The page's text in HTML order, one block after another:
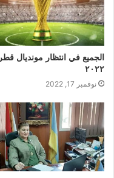
الجميع في انتظار مونديال قطر
٢٠٢٢
نوفمبر 17, 2022